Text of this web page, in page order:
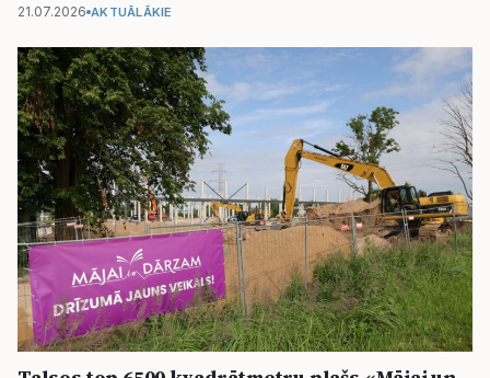
Facebook Instagram YouTube
E-avīze Abonē
21.07.2026 AKTUĀLĀKIE